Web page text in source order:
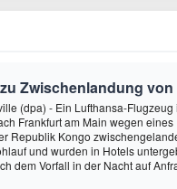
Zwischenlandung von
(dpa) - Ein Lufthansa-Flugzeug
Frankfurt am Main wegen
Republik Kongo
und wurden in Hotels
dem Vorfall in der Nacht auf